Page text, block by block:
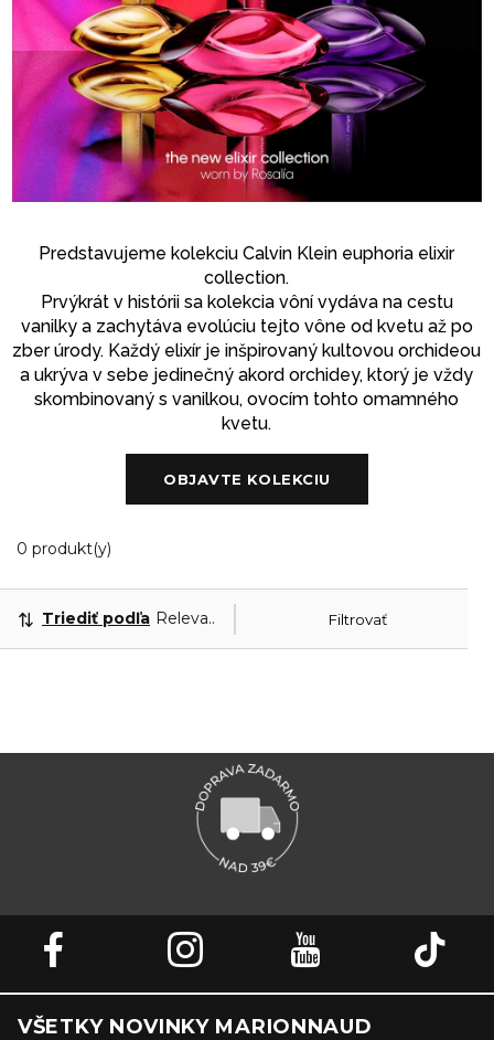
Predstavujeme kolekciu Calvin Klein euphoria elixir
collection.
Prvýkrát v histórii sa kolekcia vôní vydáva na cestu
vanilky a zachytáva evolúciu tejto vône od kvetu až po
zber úrody. Každý elixír je inšpirovaný kultovou orchideou
a ukrýva v sebe jedinečný akord orchidey, ktorý je vždy
skombinovaný s vanilkou, ovocím tohto omamného
kvetu.
OBJAVTE KOLEKCIU
0 produkt(y)
Filtrovať
Triediť podľa Relevantnosť
VŠETKY NOVINKY MARIONNAUD